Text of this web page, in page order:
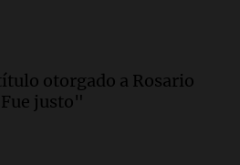
y dólar a la vista en
otorgado a Rosario
justo"